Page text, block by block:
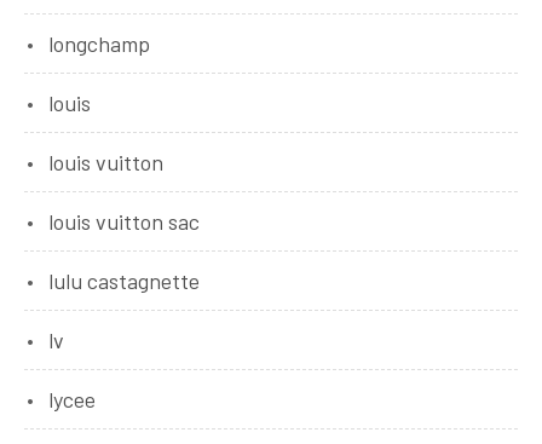
longchamp
louis
louis vuitton
louis vuitton sac
lulu castagnette
lv
lycee